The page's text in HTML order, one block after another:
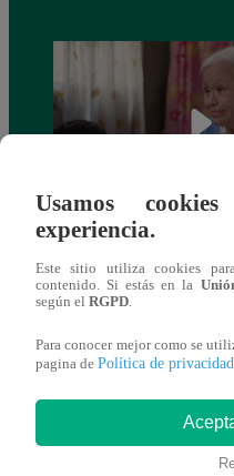
toma una difícil decisión
sus nietos!
Usamos
experiencia.
Este sitio utiliza cookies
contenido. Si estás en la
según el RGPD
Para conocer mejor como se
pagina de Política de privacidad